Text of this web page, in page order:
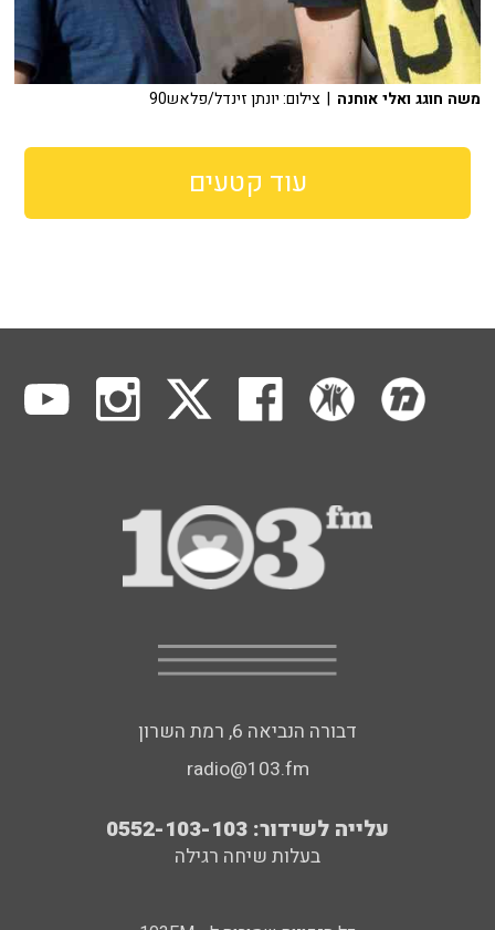
משה חוגג ואלי אוחנה | צילום: יונתן זינדל/פלאש90
עוד קטעים
דבורה הנביאה 6, רמת השרון
radio@103.fm
עלייה לשידור: 0552-103-103
בעלות שיחה רגילה